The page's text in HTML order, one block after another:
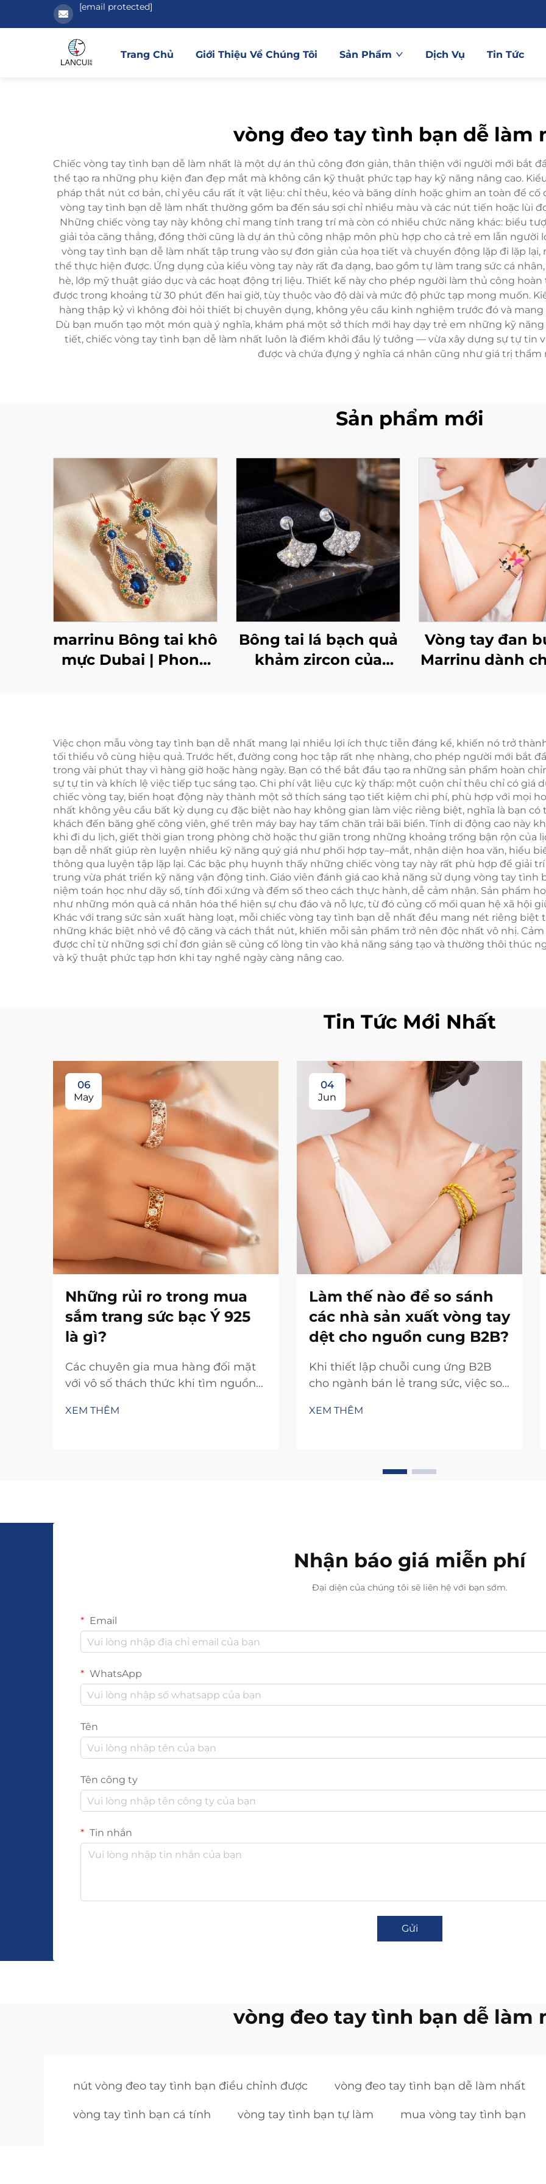
[email protected]
Trang Chủ Giới Thiệu Về Chúng Tôi Sản Phẩm Dịch Vụ Tin Tức
vòng đeo tay tình bạn dễ làm
Chiếc vòng tay tình bạn dễ làm nhất là một dự án thủ công đơn giản, thân thiện với người mới bắt
thể tạo ra những phụ kiện đan đẹp mắt mà không cần kỹ thuật phức tạp hay kỹ năng nâng cao.
pháp thắt nút cơ bản, chỉ yêu cầu rất ít vật liệu: chỉ thêu, kéo và băng dính hoặc ghim an toàn để
vòng tay tình bạn dễ làm nhất thường gồm ba đến sáu sợi chỉ nhiều màu và các nút tiến hoặc lùi
Những chiếc vòng tay này không chỉ mang tính trang trí mà còn có nhiều chức năng khác: biểu
giải tỏa căng thẳng, đồng thời cũng là dự án thủ công nhập môn phù hợp cho cả trẻ em lẫn người
vòng tay tình bạn dễ làm nhất tập trung vào sự đơn giản của họa tiết và chuyển động lặp đi lặp
thể thực hiện được. Ứng dụng của kiểu vòng tay này rất đa dạng, bao gồm tự làm trang sức cá
hè, lớp mỹ thuật giáo dục và các hoạt động trị liệu. Thiết kế này cho phép người làm thủ công
được trong khoảng từ 30 phút đến hai giờ, tùy thuộc vào độ dài và mức độ phức tạp mong muốn.
hàng thập kỷ vì không đòi hỏi thiết bị chuyên dụng, không yêu cầu kinh nghiệm trước đó và
Dù bạn muốn tạo một món quà ý nghĩa, khám phá một sở thích mới hay dạy trẻ em những kỹ
tiết, chiếc vòng tay tình bạn dễ làm nhất luôn là điểm khởi đầu lý tưởng — vừa xây dựng sự tự tin
được và chứa đựng ý nghĩa cá nhân cũng như giá trị thẩm
Sản phẩm mới
marrinu Bông tai khô
mực Dubai | Phong
Bông tai lá bạch quả
khảm zircon của
Vòng tay đan
Marrinu dành
Việc chọn mẫu vòng tay tình bạn dễ nhất mang lại nhiều lợi ích thực tiễn đáng kể, khiến nó trở
tối thiểu vô cùng hiệu quả. Trước hết, đường cong học tập rất nhẹ nhàng, cho phép người mới bắt
trong vài phút thay vì hàng giờ hoặc hàng ngày. Bạn có thể bắt đầu tạo ra những sản phẩm hoàn
sự tự tin và khích lệ việc tiếp tục sáng tạo. Chi phí vật liệu cực kỳ thấp: một cuộn chỉ thêu chỉ có giá
chiếc vòng tay, biến hoạt động này thành một sở thích sáng tạo tiết kiệm chi phí, phù hợp với mọi
nhất không yêu cầu bất kỳ dụng cụ đặc biệt nào hay không gian làm việc riêng biệt, nghĩa là bạn
khách đến băng ghế công viên, ghế trên máy bay hay tấm chăn trải bãi biển. Tính di động cao này
khi đi du lịch, giết thời gian trong phòng chờ hoặc thư giãn trong những khoảng trống bận rộn của
bạn dễ nhất giúp rèn luyện nhiều kỹ năng quý giá như phối hợp tay–mắt, nhận diện hoa văn, hiểu
thông qua luyện tập lặp lại. Các bậc phụ huynh thấy những chiếc vòng tay này rất phù hợp để giải
trung vừa phát triển kỹ năng vận động tinh. Giáo viên đánh giá cao khả năng sử dụng vòng tay tình
niệm toán học như dãy số, tính đối xứng và đếm số theo cách thực hành, dễ cảm nhận. Sản phẩm
như những món quà cá nhân hóa thể hiện sự chu đáo và nỗ lực, từ đó củng cố mối quan hệ xã hội
Khác với trang sức sản xuất hàng loạt, mỗi chiếc vòng tay tình bạn dễ nhất đều mang nét riêng
những khác biệt nhỏ về độ căng và cách thắt nút, khiến mỗi sản phẩm trở nên độc nhất vô nhị.
được chỉ từ những sợi chỉ đơn giản sẽ củng cố lòng tin vào khả năng sáng tạo và thường thôi thúc
và kỹ thuật phức tạp hơn khi tay nghề ngày càng nâng cao.
Tin Tức Mới Nhất
06
May
Những rủi ro trong mua
sắm trang sức bạc Ý 925
là gì?
Các chuyên gia mua hàng đối mặt
với vô số thách thức khi tìm nguồn
nghiệp của họ, từ đảm bảo chất
XEM THÊM
04
Jun
Làm thế nào để so sánh
các nhà sản xuất vòng tay
dệt cho nguồn cung B2B?
Khi thiết lập chuỗi cung ứng B2B
cho ngành bán lẻ trang sức, việc so
đòi hỏi một cách tiếp cận có hệ
XEM THÊM
Nhận báo giá miễn phí
Đại diện của chúng tôi sẽ liên hệ với bạn sớm.
Email
WhatsApp
Tên
Tên công ty
Tin nhắn
Gửi
vòng đeo tay tình bạn dễ làm
nút vòng đeo tay tình bạn điều chỉnh được vòng đeo tay tình bạn dễ làm nhất
vòng tay tình bạn cá tính vòng tay tình bạn tự làm mua vòng tay tình bạn